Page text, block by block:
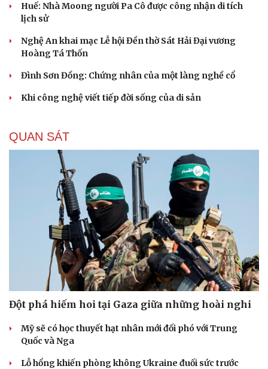
Tư vấn
Săn Tour
Câu chuyện thời sự
Kể chuyện cho bé
Huế: Nhà Moong người Pa Cô được công nhận di tích
lịch sử
Nghệ An khai mạc Lễ hội Đền thờ Sát Hải Đại vương
Hoàng Tá Thốn
Đình Sơn Đồng: Chứng nhân của một làng nghề cổ
Khi công nghệ viết tiếp đời sống của di sản
QUAN SÁT
Đột phá hiếm hoi tại Gaza giữa những hoài nghi
Mỹ sẽ có học thuyết hạt nhân mới đối phó với Trung
Quốc và Nga
Lỗ hổng khiến phòng không Ukraine đuối sức trước